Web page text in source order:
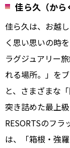
佳ら久（から
佳ら久は、お越
く思い思いの時
ラグジュアリー
れる場所。」を
と、さまざまな
突き詰めた最上
RESORTSのフ
は、「箱根・強